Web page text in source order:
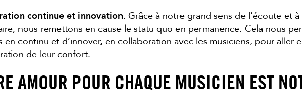
continue et innovation. Grâce à notre grand sens de l’écoute et
nous remettons en cause le statu quo en permanence. Cela nous
en continu et d’innover, en collaboration avec les musiciens, pour aller
de leur confort.
AMOUR POUR CHAQUE MUSICIEN EST